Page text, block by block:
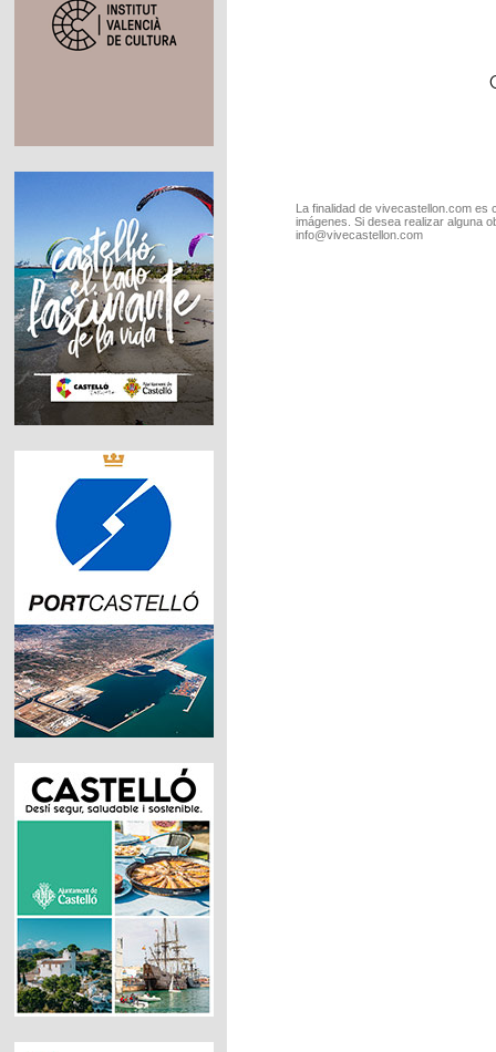
La finalidad de vivecastellon.com
imágenes. Si desea realizar alguna
info@vivecastellon.com